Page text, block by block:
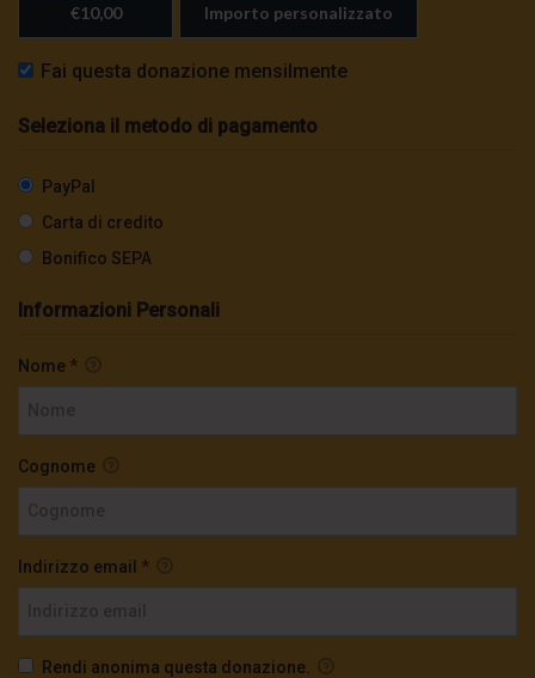
€10,00 Importo personalizzato
Fai questa donazione mensilmente
Seleziona il metodo di pagamento
PayPal
Carta di credito
Bonifico SEPA
Informazioni Personali
Nome *
Cognome
Indirizzo email *
Rendi anonima questa donazione.